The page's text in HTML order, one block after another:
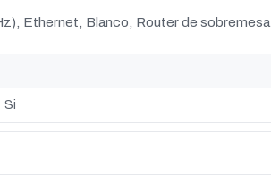
Ethernet, Blanco, Router de sobremesa
Si